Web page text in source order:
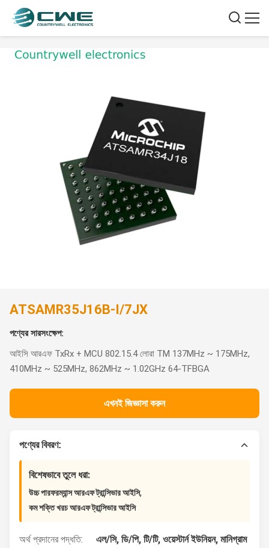
ATSAMR35J16B-I/7JX
পণ্যের সারসংক্ষেপ:
আইসি আরএফ TxRx + MCU 802.15.4 লোরা TM 137MHz ~ 175MHz,
410MHz ~ 525MHz, 862MHz ~ 1.02GHz 64-TFBGA
এখনই জিজ্ঞাসা করুন
পণ্যের বিবরণ:
বিশেষভাবে তুলে ধরা:
উচ্চ পারফরম্যান্স আরএফ ট্রান্সিভার আইসি,
কম শক্তি খরচ আরএফ ট্রান্সিভার আইসি
অর্থ প্রদানের পদ্ধতি:
এল/সি, ডি/পি, টি/টি, ওয়েস্টার্ন ইউনিয়ন, মানিগ্রাম